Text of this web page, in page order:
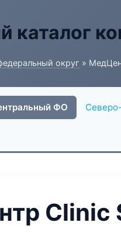
каталог
округ »
ФО
Clinic